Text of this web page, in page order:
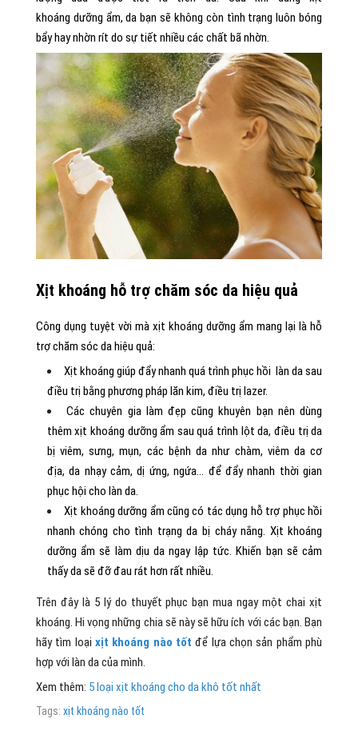
khoáng dưỡng ẩm, da bạn sẽ không còn tình trạng luôn bóng
bẩy hay nhờn rít do sự tiết nhiều các chất bã nhờn.
Xịt khoáng hỗ trợ chăm sóc da hiệu quả
Công dụng tuyệt vời mà xịt khoáng dưỡng ẩm mang lại là hỗ
trợ chăm sóc da hiệu quả:
Xịt khoáng giúp đẩy nhanh quá trình phục hồi làn da sau
điều trị bằng phương pháp lăn kim, điều trị lazer.
Các chuyên gia làm đẹp cũng khuyên bạn nên dùng
thêm xịt khoáng dưỡng ẩm sau quá trình lột da, điều trị da
bị viêm, sưng, mụn, các bệnh da như chàm, viêm da cơ
địa, da nhạy cảm, dị ứng, ngứa… để đẩy nhanh thời gian
phục hội cho làn da.
Xịt khoáng dưỡng ẩm cũng có tác dụng hỗ trợ phục hồi
nhanh chóng cho tình trạng da bị cháy nắng. Xịt khoáng
dưỡng ẩm sẽ làm dịu da ngay lập tức. Khiến bạn sẽ cảm
thấy da sẽ đỡ đau rát hơn rất nhiều.
Trên đây là 5 lý do thuyết phục bạn mua ngay một chai xịt
khoáng. Hi vọng những chia sẽ này sẽ hữu ích với các bạn. Bạn
hãy tìm loại xịt khoáng nào tốt để lựa chọn sản phẩm phù
hợp với làn da của mình.
Xem thêm: 5 loại xịt khoáng cho da khô tốt nhất
Tags: xịt khoáng nào tốt